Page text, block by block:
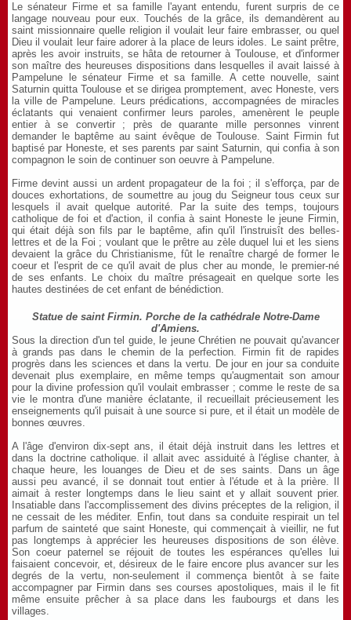
Le sénateur Firme et sa famille l'ayant entendu, furent surpris de ce
langage nouveau pour eux. Touchés de la grâce, ils demandèrent au
saint missionnaire quelle religion il voulait leur faire embrasser, ou quel
Dieu il voulait leur faire adorer à la place de leurs idoles. Le saint prêtre,
après les avoir instruits, se hâta de retourner à Toulouse, et d'informer
son maître des heureuses dispositions dans lesquelles il avait laissé à
Pampelune le sénateur Firme et sa famille. A cette nouvelle, saint
Saturnin quitta Toulouse et se dirigea promptement, avec Honeste, vers
la ville de Pampelune. Leurs prédications, accompagnées de miracles
éclatants qui venaient confirmer leurs paroles, amenèrent le peuple
entier à se convertir ; près de quarante mille personnes vinrent
demander le baptême au saint évêque de Toulouse. Saint Firmin fut
baptisé par Honeste, et ses parents par saint Saturnin, qui confia à son
compagnon le soin de continuer son oeuvre à Pampelune.
Firme devint aussi un ardent propagateur de la foi ; il s'efforça, par de
douces exhortations, de soumettre au joug du Seigneur tous ceux sur
lesquels il avait quelque autorité. Par la suite des temps, toujours
catholique de foi et d'action, il confia à saint Honeste le jeune Firmin,
qui était déjà son fils par le baptême, afin qu'il l'instruisît des belles-
lettres et de la Foi ; voulant que le prêtre au zèle duquel lui et les siens
devaient la grâce du Christianisme, fût le renaître chargé de former le
coeur et l'esprit de ce qu'il avait de plus cher au monde, le premier-né
de ses enfants. Le choix du maître présageait en quelque sorte les
hautes destinées de cet enfant de bénédiction.
Statue de saint Firmin. Porche de la cathédrale Notre-Dame
d'Amiens.
Sous la direction d'un tel guide, le jeune Chrétien ne pouvait qu'avancer
à grands pas dans le chemin de la perfection. Firmin fit de rapides
progrès dans les sciences et dans la vertu. De jour en jour sa conduite
devenait plus exemplaire, en même temps qu'augmentait son amour
pour la divine profession qu'il voulait embrasser ; comme le reste de sa
vie le montra d'une manière éclatante, il recueillait précieusement les
enseignements qu'il puisait à une source si pure, et il était un modèle de
bonnes œuvres.
A l'âge d'environ dix-sept ans, il était déjà instruit dans les lettres et
dans la doctrine catholique. il allait avec assiduité à l'église chanter, à
chaque heure, les louanges de Dieu et de ses saints. Dans un âge
aussi peu avancé, il se donnait tout entier à l'étude et à la prière. Il
aimait à rester longtemps dans le lieu saint et y allait souvent prier.
Insatiable dans l'accomplissement des divins préceptes de la religion, il
ne cessait de les méditer. Enfin, tout dans sa conduite respirait un tel
parfum de sainteté que saint Honeste, qui commençait à vieillir, ne fut
pas longtemps à apprécier les heureuses dispositions de son élève.
Son coeur paternel se réjouit de toutes les espérances qu'elles lui
faisaient concevoir, et, désireux de le faire encore plus avancer sur les
degrés de la vertu, non-seulement il commença bientôt à se faite
accompagner par Firmin dans ses courses apostoliques, mais il le fit
même ensuite prêcher à sa place dans les faubourgs et dans les
villages.